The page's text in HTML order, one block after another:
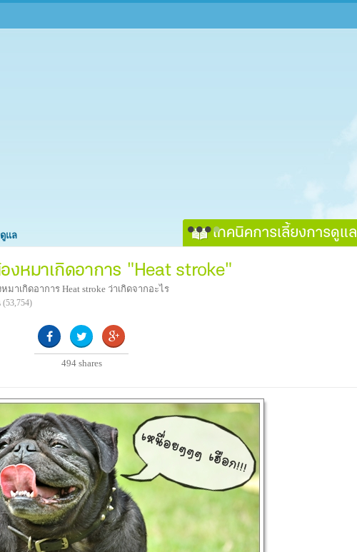
แล เทคนิคการเลี้ยงการดูแล
งหมาเกิดอาการ "Heat stroke"
าเกิดอาการ Heat stroke ว่าเกิดจากอะไร
(53,754)
494 shares